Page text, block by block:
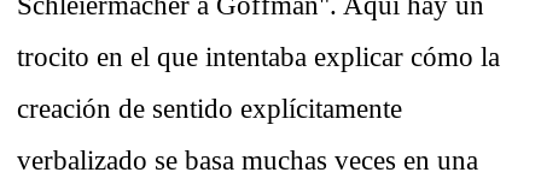
trocito en el que intentaba explicar cómo la
creación de sentido explícitamente
verbalizado se basa muchas veces en una